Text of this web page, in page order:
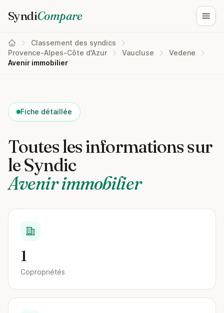
SyndiCompare
Classement des syndics
Provence-Alpes-Côte d'Azur
Vaucluse
Vedene
Avenir immobilier
Fiche détaillée
Toutes les informations sur
le Syndic
Avenir immobilier
1
Copropriétés